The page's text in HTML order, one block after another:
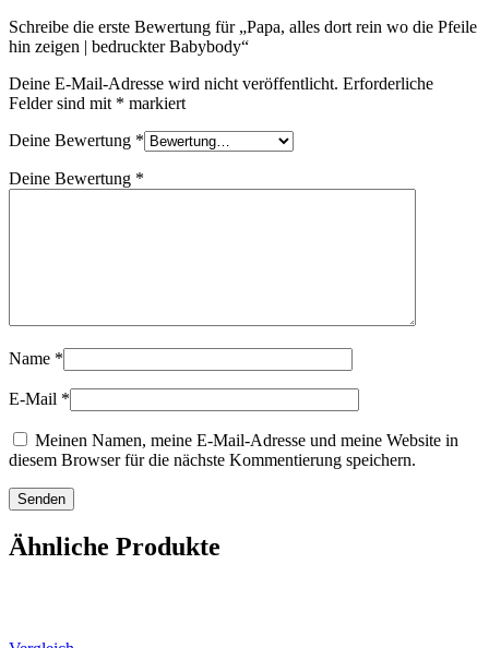
Schreibe die erste Bewertung für „Papa, alles dort rein wo die Pfeile
hin zeigen | bedruckter Babybody“
Deine E-Mail-Adresse wird nicht veröffentlicht. Erforderliche
Felder sind mit * markiert
Deine Bewertung *
Deine Bewertung *
Name *
E-Mail *
Meinen Namen, meine E-Mail-Adresse und meine Website in
diesem Browser für die nächste Kommentierung speichern.
Ähnliche Produkte